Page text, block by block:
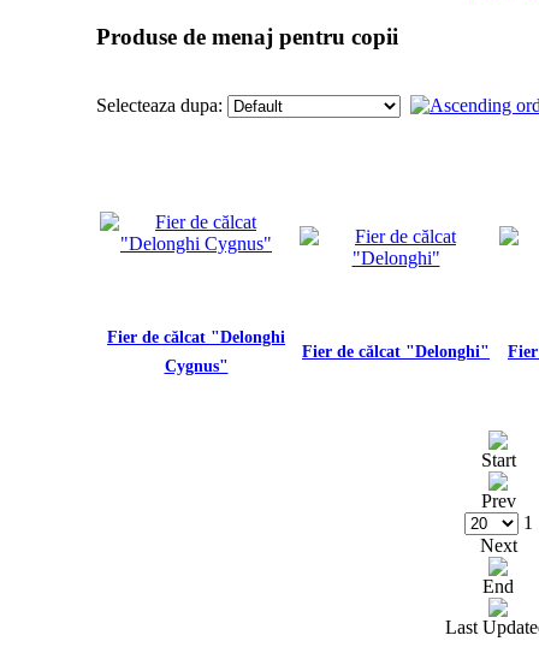
Produse de menaj pentru copii
Selecteaza dupa:
Fier de călcat "Delonghi
Cygnus"
Fier de călcat "Delonghi"
Start
Prev
1
Next
End
Last